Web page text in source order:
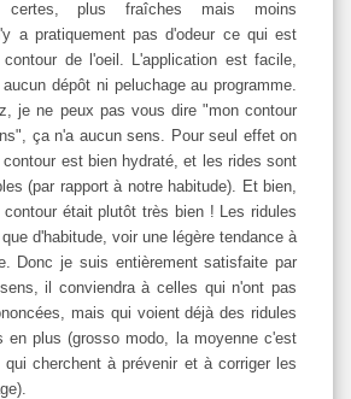
plus fraîches mais moins
a pratiquement pas d'odeur ce qui est
de l'oeil. L'application est facile,
dépôt ni peluchage au programme.
je ne peux pas vous dire "mon contour
ça n'a aucun sens. Pour seul effet on
est bien hydraté, et les rides sont
(par rapport à notre habitude). Et bien,
contour était plutôt très bien ! Les ridules
d'habitude, voir une légère tendance à
Donc je suis entièrement satisfaite par
il conviendra à celles qui n'ont pas
mais qui voient déjà des ridules
en plus (grosso modo, la moyenne c'est
cherchent à prévenir et à corriger les